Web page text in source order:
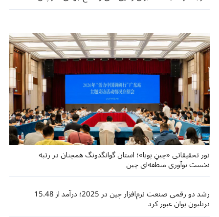
تور تحقیقاتی «چینِ پویا»؛ استان گوانگدونگ همچنان در رتبه
نخست نوآوری منطقه‌ای چین
رشد دو رقمی صنعت نرم‌افزار چین در 2025؛ درآمد از 15.48
تریلیون یوان عبور کرد